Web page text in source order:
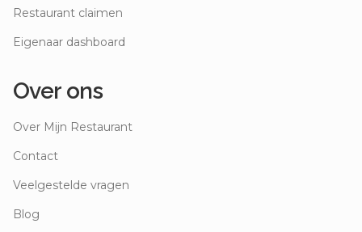
Restaurant claimen
Eigenaar dashboard
Over ons
Over Mijn Restaurant
Contact
Veelgestelde vragen
Blog